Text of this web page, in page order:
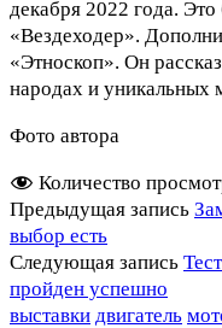
декабря 2022 года.
«Вездеходер».
«Этноскоп». Он
народах и уникальных
Фото автора
Количество
Предыдущая запись
выбор есть
Следующая запись
пройден успешно
выставки двигатель